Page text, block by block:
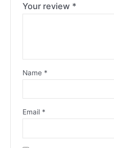
Your review *
Name *
Email *